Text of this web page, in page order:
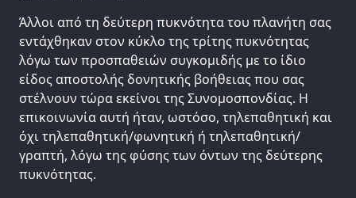
Άλλοι από τη δεύτερη πυκνότητα του πλανήτη σας
εντάχθηκαν στον κύκλο της τρίτης πυκνότητας
λόγω των προσπαθειών συγκομιδής με το ίδιο
είδος αποστολής δονητικής βοήθειας που σας
στέλνουν τώρα εκείνοι της Συνομοσπονδίας. Η
επικοινωνία αυτή ήταν, ωστόσο, τηλεπαθητική και
όχι τηλεπαθητική/φωνητική ή τηλεπαθητική/
γραπτή, λόγω της φύσης των όντων της δεύτερης
πυκνότητας.